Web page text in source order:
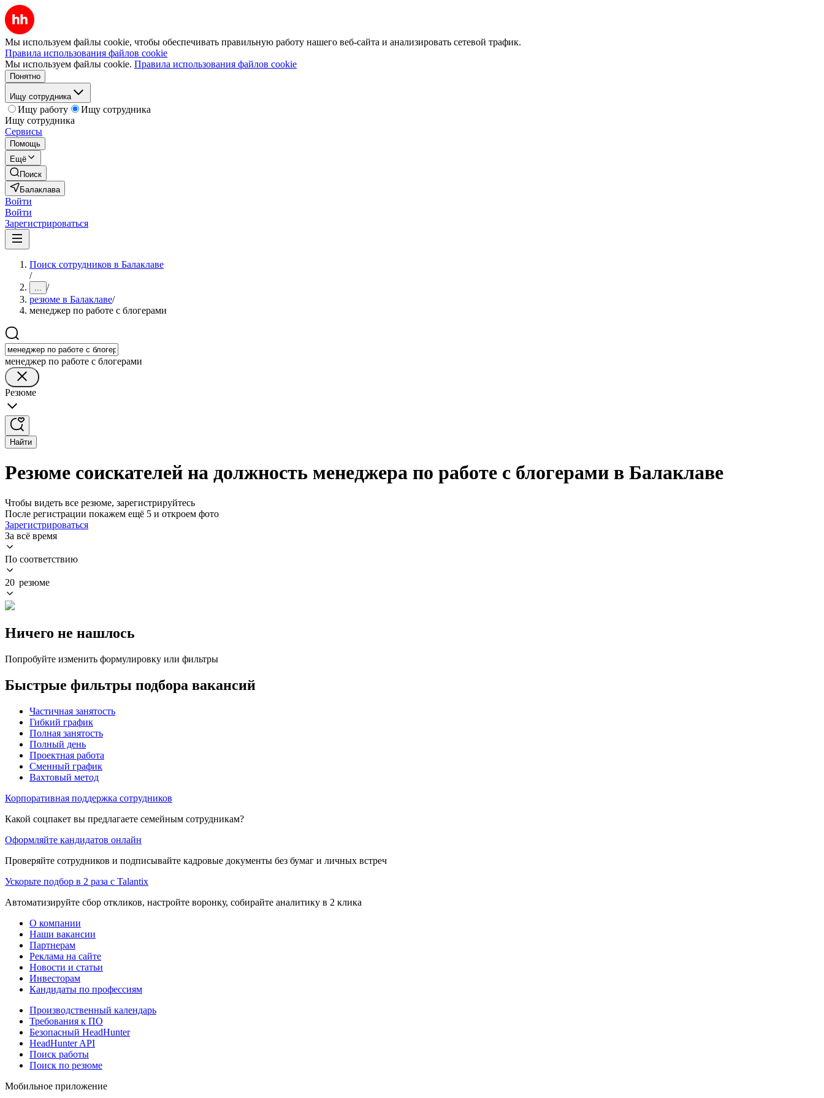
Мы используем файлы cookie, чтобы обеспечивать правильную работу нашего веб-сайта и анализировать сетевой трафик.
Правила использования файлов cookie
Мы используем файлы cookie. Правила использования файлов cookie
Понятно
Ищу сотрудника
Ищу работу
Ищу сотрудника
Ищу сотрудника
Сервисы
Помощь
Ещё
Поиск
Балаклава
Войти
Войти
Зарегистрироваться
Поиск сотрудников в Балаклаве
/
... /
резюме в Балаклаве/
менеджер по работе с блогерами
менеджер по работе с блогерами
Резюме
Найти
Резюме соискателей на должность менеджера по работе с блогерами в Балаклаве
Чтобы видеть все резюме, зарегистрируйтесь
После регистрации покажем ещё 5 и откроем фото
Зарегистрироваться
За всё время
По соответствию
20 резюме
Ничего не нашлось
Попробуйте изменить формулировку или фильтры
Быстрые фильтры подбора вакансий
Частичная занятость
Гибкий график
Полная занятость
Полный день
Проектная работа
Сменный график
Вахтовый метод
Корпоративная поддержка сотрудников
Какой соцпакет вы предлагаете семейным сотрудникам?
Оформляйте кандидатов онлайн
Проверяйте сотрудников и подписывайте кадровые документы без бумаг и личных встреч
Ускорьте подбор в 2 раза с Talantix
Автоматизируйте сбор откликов, настройте воронку, собирайте аналитику в 2 клика
О компании
Наши вакансии
Партнерам
Реклама на сайте
Новости и статьи
Инвесторам
Кандидаты по профессиям
Производственный календарь
Требования к ПО
Безопасный HeadHunter
HeadHunter API
Поиск работы
Поиск по резюме
Мобильное приложение